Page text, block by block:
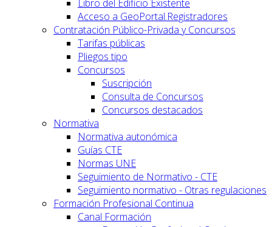
Libro del Edificio Existente
Acceso a GeoPortal.Registradores
Contratación Público-Privada y Concursos
Tarifas públicas
Pliegos tipo
Concursos
Suscripción
Consulta de Concursos
Concursos destacados
Normativa
Normativa autonómica
Guías CTE
Normas UNE
Seguimiento de Normativo - CTE
Seguimiento normativo - Otras regulaciones
Formación Profesional Continua
Canal Formación